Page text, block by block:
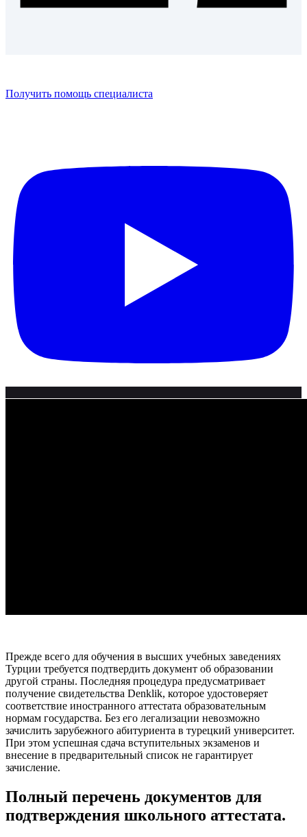
Получить помощь специалиста
Прежде всего для обучения в высших учебных заведениях
Турции требуется подтвердить документ об образовании
другой страны. Последняя процедура предусматривает
получение свидетельства Denklik, которое удостоверяет
соответствие иностранного аттестата образовательным
нормам государства. Без его легализации невозможно
зачислить зарубежного абитуриента в турецкий университет.
При этом успешная сдача вступительных экзаменов и
внесение в предварительный список не гарантирует
зачисление.
Полный перечень документов для
подтверждения школьного аттестата.